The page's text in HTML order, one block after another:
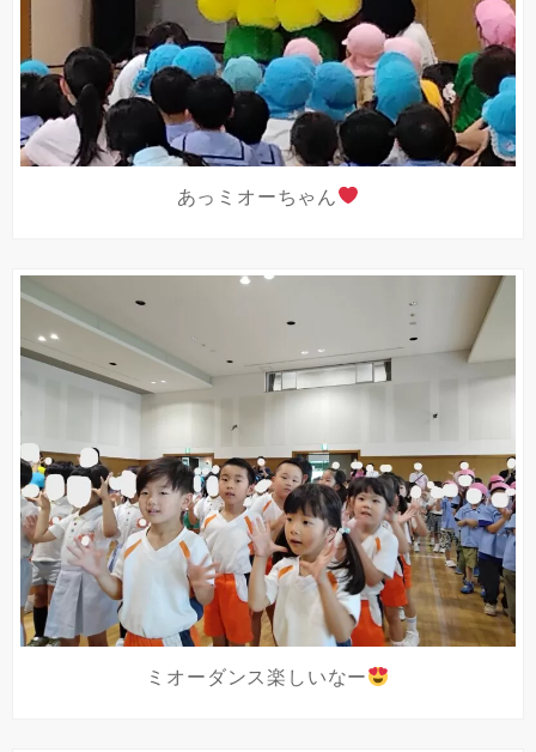
あっミオーちゃん
ミオーダンス楽しいなー